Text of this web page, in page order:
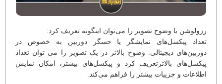
رزولوشن یا وضوح تصویر را می‌توان اینگونه تعریف کرد:
تعداد پیکسل‌های نمایشگر یا حسگر دوربین به خصوص در
دوربین‌های دیجیتالی. وضوح بالاتر در یک تصویر را می توان تعداد
پیکسل‌های بالاترتعریف کرد و پیکسل‌های بیشتر، امکان نمایش
اطلاعات و جزییات بیشتر را فراهم می‌کند.